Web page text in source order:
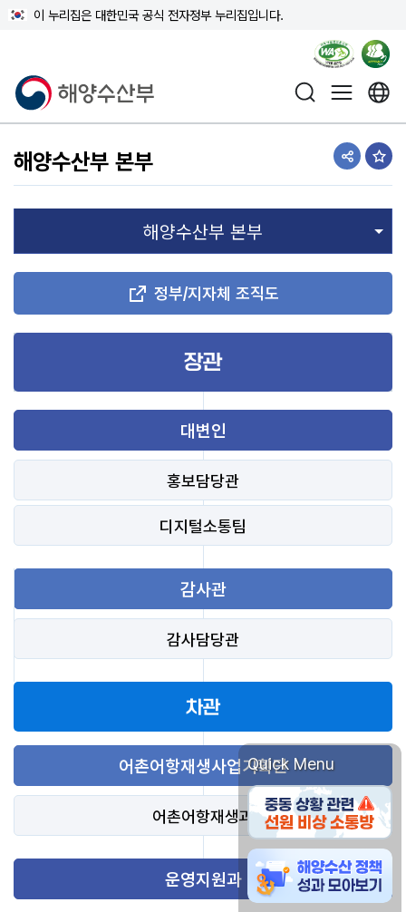
이 누리집은 대한민국 공식 전자정부 누리집입니다.
해양수산부
해양수산부 본부 공유하
즐
정부/지자체 조직도
장관
대변인
홍보담당관
디지털소통팀
감사관
감사담당관
차관
어촌어항재생사업기획단
어촌어항재생과
운영지원과
Quick Menu
중동 상황관련 선원 비
해양수산물 방사능 안전